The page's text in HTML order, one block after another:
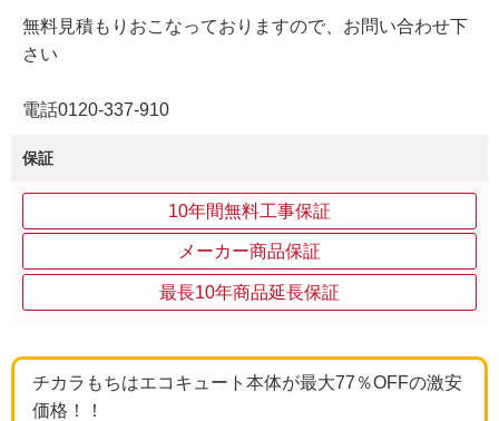
無料見積もりおこなっておりますので、お問い合わせ下
さい
電話0120-337-910
保証
10年間無料工事保証
メーカー商品保証
最長10年商品延長保証
チカラもちはエコキュート本体が最大77％OFFの激安
価格！！